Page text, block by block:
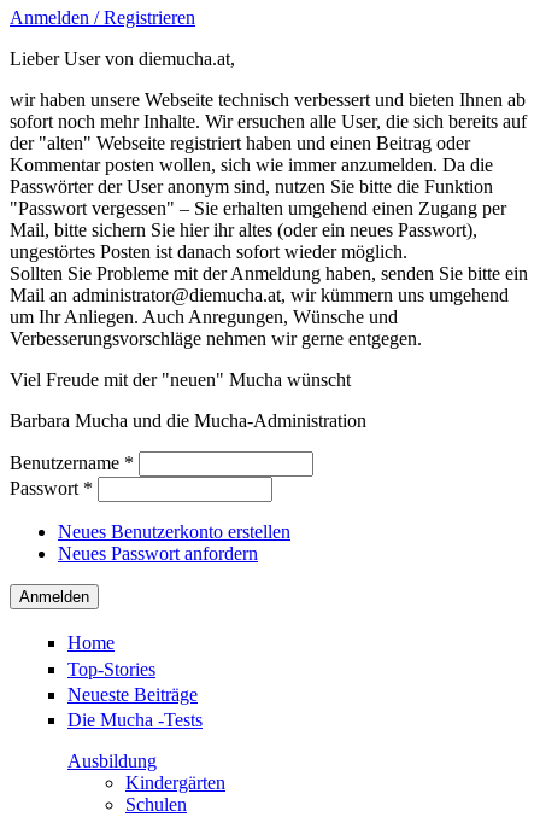
Anmelden / Registrieren
Lieber User von diemucha.at,
wir haben unsere Webseite technisch verbessert und bieten Ihnen ab
sofort noch mehr Inhalte. Wir ersuchen alle User, die sich bereits auf
der "alten" Webseite registriert haben und einen Beitrag oder
Kommentar posten wollen, sich wie immer anzumelden. Da die
Passwörter der User anonym sind, nutzen Sie bitte die Funktion
"Passwort vergessen" – Sie erhalten umgehend einen Zugang per
Mail, bitte sichern Sie hier ihr altes (oder ein neues Passwort),
ungestörtes Posten ist danach sofort wieder möglich.
Sollten Sie Probleme mit der Anmeldung haben, senden Sie bitte ein
Mail an administrator@diemucha.at, wir kümmern uns umgehend
um Ihr Anliegen. Auch Anregungen, Wünsche und
Verbesserungsvorschläge nehmen wir gerne entgegen.
Viel Freude mit der "neuen" Mucha wünscht
Barbara Mucha und die Mucha-Administration
Benutzername *
Passwort *
Neues Benutzerkonto erstellen
Neues Passwort anfordern
Home
Top-Stories
Neueste Beiträge
Die Mucha -Tests
Ausbildung
Kindergärten
Schulen